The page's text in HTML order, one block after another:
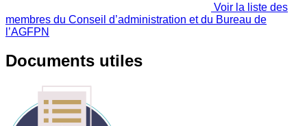
Voir la liste des
membres du Conseil d’administration et du Bureau de
l’AGFPN
Documents utiles